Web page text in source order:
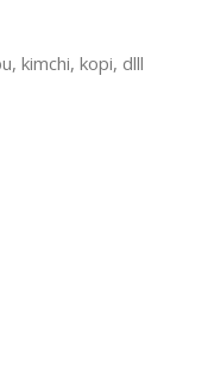
kimchi, kopi, dlll